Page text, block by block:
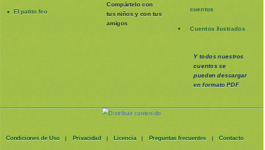
El patito feo
Compártelo con
tus niños y con tus
amigos
cuentos
Cuentos ilustrados
Y todos nuestros
cuentos se
puedendescargar
en formato PDF
Condiciones de Uso | Privacidad | Licencia | Preguntas frecuentes | Contacto